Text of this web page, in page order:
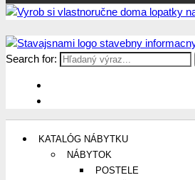
Stavajsnami.sk
Stavebníctvo, stavby, byty, domy a
Search for:
KATALÓG NÁBYTKU
NÁBYTOK
POSTELE